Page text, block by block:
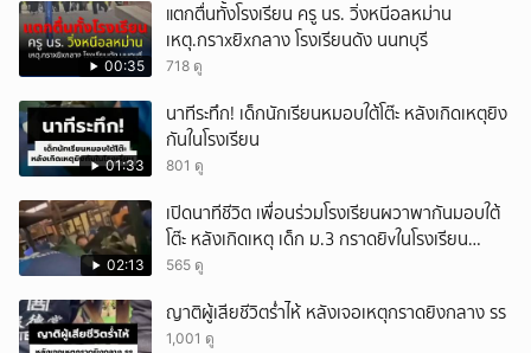
00:35
แตกตื่นทั้งโรงเรียน ครู นร. วิ่งหนีอลหม่าน
เหตุ.กราxยิxกลาง โรงเรียนดัง นนทบุรี
718 ดู
01:33
นาทีระทึก! เด็กนักเรียนหมอบใต้โต๊ะ หลังเกิดเหตุยิง
กันในโรงเรียน
801 ดู
02:13
เปิดนาทีชีวิต เพื่อนร่วมโรงเรียนผวาพากันมอบใต้
โต๊ะ หลังเกิดเหตุ เด็ก ม.3 กราดยิvในโรงเรียน
เทพศิรินทร์นนท์ แบบไม่เลือกหน้า เสียงปืนดังสนั่น
565 ดู
ญาติผู้เสียชีวิตร่ำไห้ หลังเจอเหตุกราดยิงกลาง รร
1,001 ดู